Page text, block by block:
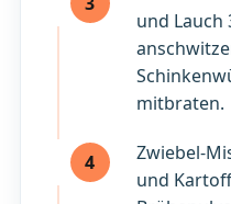
und Lauch
mitbraten.
4
Zwiebel-
und